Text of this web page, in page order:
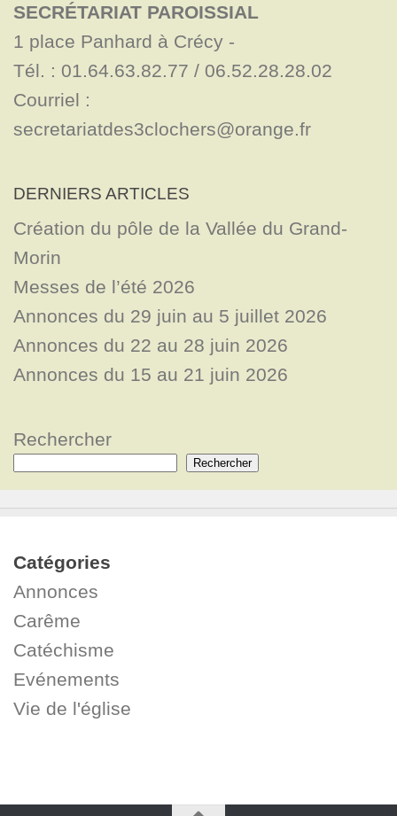
SECRÉTARIAT PAROISSIAL
1 place Panhard à Crécy -
Tél. : 01.64.63.82.77 / 06.52.28.28.02
Courriel :
secretariatdes3clochers@orange.fr
DERNIERS ARTICLES
Création du pôle de la Vallée du Grand-
Morin
Messes de l’été 2026
Annonces du 29 juin au 5 juillet 2026
Annonces du 22 au 28 juin 2026
Annonces du 15 au 21 juin 2026
Rechercher
Rechercher
Catégories
Annonces
Carême
Catéchisme
Evénements
Vie de l'église